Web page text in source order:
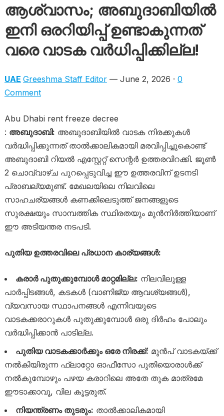
ആശ്വാസം; അബുദാബിയിൽ
ഇനി ഒരറിയിപ്പ് ഉണ്ടാകുന്നത്
വരെ വാടക വർധിപ്പിക്കില്ല!
UAE Greeshma Staff Editor— June 2, 2026 · 0
Comment
Abu Dhabi rent freeze decree
: അബുദാബി: അബുദാബിയിൽ വാടക നിരക്കുകൾ
വർദ്ധിപ്പിക്കുന്നത് താൽക്കാലികമായി മരവിപ്പിച്ചുകൊണ്ട്
അബുദാബി റിയൽ എസ്റ്റേറ്റ് സെന്റർ ഉത്തരവിറക്കി. ജൂൺ
2 ചൊവ്വാഴ്ച പുറപ്പെടുവിച്ച ഈ ഉത്തരവിന് ഉടനടി
പ്രാബല്യമുണ്ട്. മേഖലയിലെ നിലവിലെ
സാഹചര്യങ്ങൾ കണക്കിലെടുത്ത് ജനങ്ങളുടെ
സുരക്ഷയും സാമ്പത്തിക സ്ഥിരതയും മുൻനിർത്തിയാണ്
ഈ അടിയന്തര നടപടി.
പുതിയ ഉത്തരവിലെ പ്രധാന കാര്യങ്ങൾ:
കരാർ പുതുക്കുമ്പോൾ മാറ്റമില്ല: നിലവിലുള്ള
പാർപ്പിടങ്ങൾ, കടകൾ (വാണിജ്യ ആവശ്യങ്ങൾ),
വ്യവസായ സ്ഥാപനങ്ങൾ എന്നിവയുടെ
വാടകക്കരാറുകൾ പുതുക്കുമ്പോൾ ഒരു ദിർഹം പോലും
വർദ്ധിപ്പിക്കാൻ പാടില്ല.
പുതിയ വാടകക്കാർക്കും ഒരേ നിരക്ക്: മുൻപ് വാടകയ്ക്ക്
നൽകിയിരുന്ന ഫ്ലാറ്റോ ഓഫീസോ പുതിയൊരാൾക്ക്
നൽകുമ്പോഴും പഴയ കരാറിലെ അതേ തുക മാത്രമേ
ഈടാക്കാവൂ, വില കൂട്ടരുത്.
നിയന്ത്രണം തുടരും: താൽക്കാലികമായി